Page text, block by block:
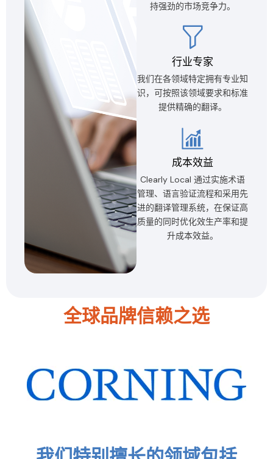
持强劲的市场竞争力。
行业专家
我们在各领域特定拥有专业知
识，可按照该领域要求和标准
提供精确的翻译。
成本效益
Clearly Local 通过实施术语
管理、语言验证流程和采用先
进的翻译管理系统，在保证高
质量的同时优化效生产率和提
升成本效益。
全球品牌信赖之选